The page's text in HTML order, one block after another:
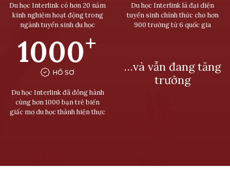
Du học Interlink có hơn 20 năm
kinh nghiệm hoạt động trong
ngành tuyển sinh du học
Du học Interlink là đại diện
tuyển sinh chính thức cho hơn
900 trường từ 6 quốc gia
1000+
HỒ SƠ
Du học Interlink đã đồng hành
cùng hơn 1000 bạn trẻ biến
giấc mơ du học thành hiện thực
…và vẫn đang tăng
trưởng